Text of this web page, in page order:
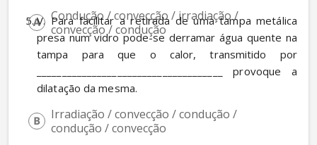
V. Para facilitar a retirada de uma tampa metálica
presa num vidro pode-se derramar água quente na
tampa para que o calor, transmitido por
_____________________________________ provoque a
dilatação da mesma.
Condução / convecção / irradiação /
convecção / condução
Irradiação / convecção / condução /
condução / convecção